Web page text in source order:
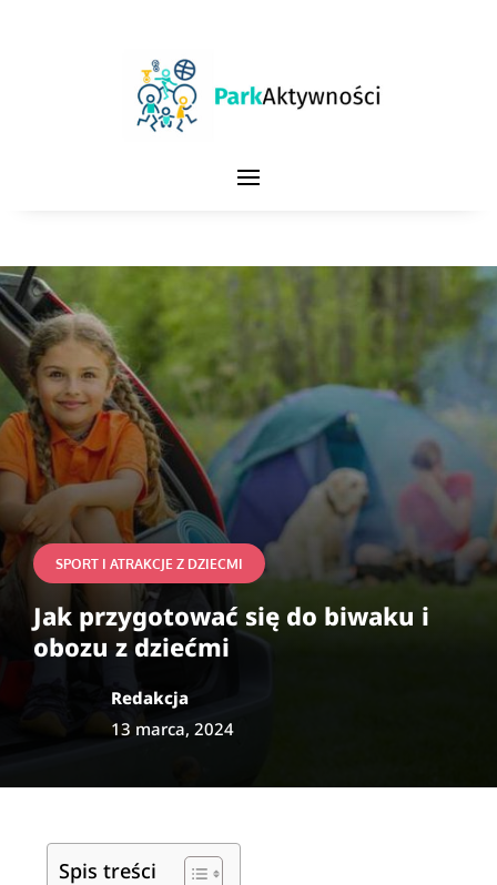
SPORT I ATRAKCJE Z DZIECMI
Jak przygotować się do biwaku i
obozu z dziećmi
Redakcja
13 marca, 2024
Spis treści